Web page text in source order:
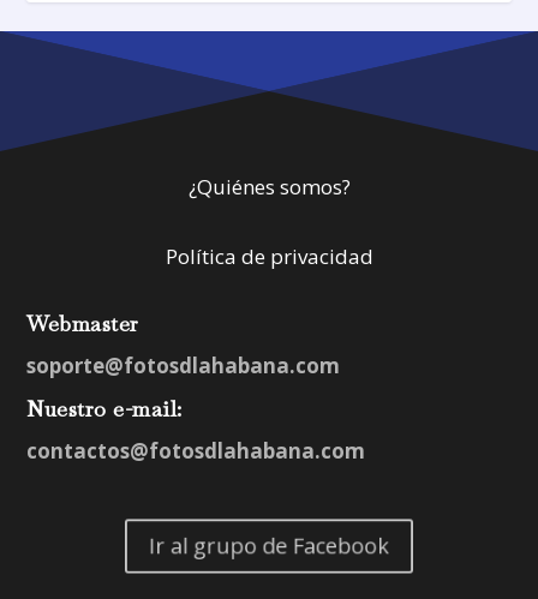
¿Quiénes somos?
Política de privacidad
Webmaster
soporte@fotosdlahabana.com
Nuestro e-mail:
contactos@fotosdlahabana.com
Ir al grupo de Facebook